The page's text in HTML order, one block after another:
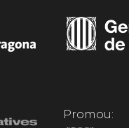
Promou: